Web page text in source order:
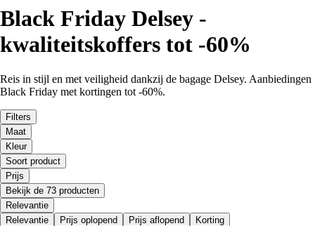
Black Friday Delsey -
kwaliteitskoffers tot -60%
Reis in stijl en met veiligheid dankzij de bagage Delsey. Aanbiedingen
Black Friday met kortingen tot -60%.
Filters
Maat
Kleur
Soort product
Prijs
Bekijk de 73 producten
Relevantie
Relevantie
Prijs oplopend Prijs aflopend Korting